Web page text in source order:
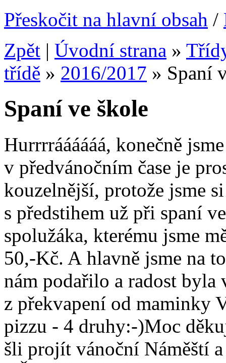
Přeskočit na hlavní obsah /
Zpět | Úvodní strana »
třídě » 2016/2017 » Spaní
Spaní ve škole
Hurrrráááááá, konečně
v předvánočním čase je
kouzelnější, protože jsme
s předstihem už při spaní
spolužáka, kterému jsme
50,-Kč. A hlavně jsme na
nám podařilo a radost byla
z překvapení od maminky
pizzu - 4 druhy:-)Moc
šli projít vánoční Náměští